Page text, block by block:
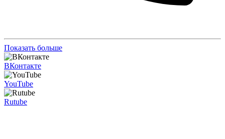
Показать больше
ВКонтакте
YouTube
Rutube